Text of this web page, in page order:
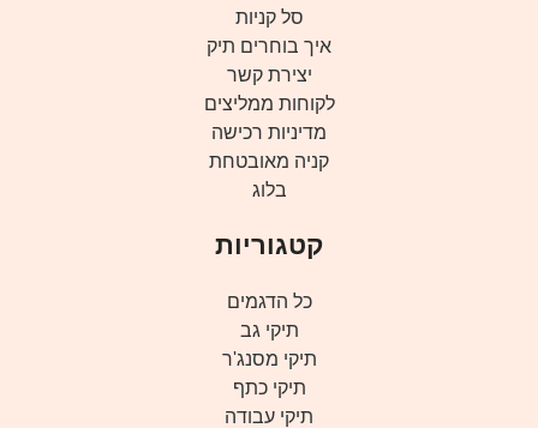
סל קניות
איך בוחרים תיק
יצירת קשר
לקוחות ממליצים
מדיניות רכישה
קניה מאובטחת
בלוג
קטגוריות
כל הדגמים
תיקי גב
תיקי מסנג'ר
תיקי כתף
תיקי עבודה